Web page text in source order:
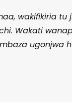
wakifikiria
Wakati
ugonjwa